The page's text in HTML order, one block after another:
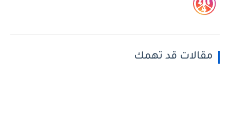
مقالات قد تهمك